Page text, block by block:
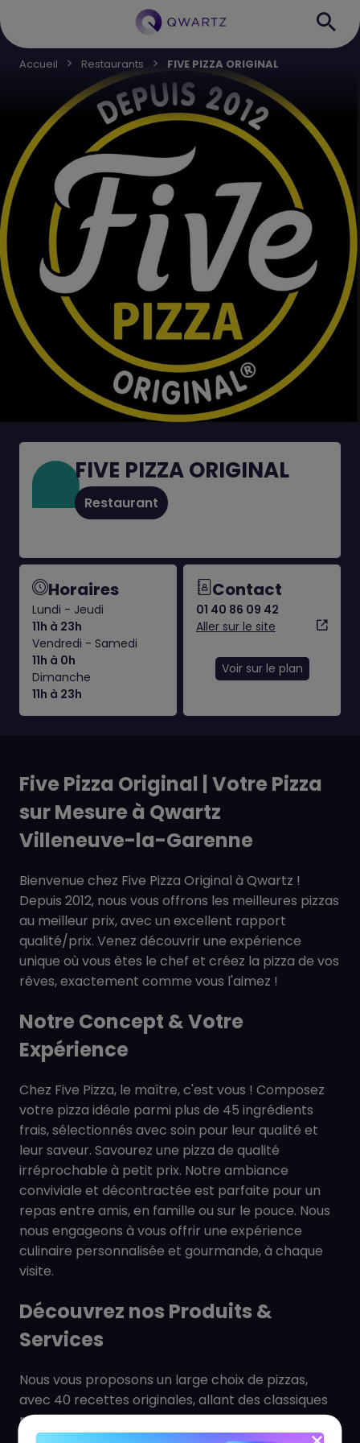
Accueil Restaurants FIVE PIZZA ORIGINAL
FIVE PIZZA ORIGINAL
Restaurant
Horaires
Lundi - Jeudi
11h à 23h
Vendredi - Samedi
11h à 0h
Dimanche
11h à 23h
Contact
01 40 86 09 42
Aller sur le site
Voir sur le plan
Five Pizza Original | Votre Pizza
sur Mesure à Qwartz
Villeneuve-la-Garenne
Bienvenue chez Five Pizza Original à Qwartz !
Depuis 2012, nous vous offrons les meilleures pizzas
au meilleur prix, avec un excellent rapport
qualité/prix. Venez découvrir une expérience
unique où vous êtes le chef et créez la pizza de vos
rêves, exactement comme vous l'aimez !
Notre Concept & Votre
Expérience
Chez Five Pizza, le maître, c'est vous ! Composez
votre pizza idéale parmi plus de 45 ingrédients
frais, sélectionnés avec soin pour leur qualité et
leur saveur. Savourez une pizza de qualité
irréprochable à petit prix. Notre ambiance
conviviale et décontractée est parfaite pour un
repas entre amis, en famille ou sur le pouce. Nous
nous engageons à vous offrir une expérience
culinaire personnalisée et gourmande, à chaque
visite.
Découvrez nos Produits &
Services
Nous vous proposons un large choix de pizzas,
avec 40 recettes originales, allant des classiques
revisités aux créations les plus audacieuses et de